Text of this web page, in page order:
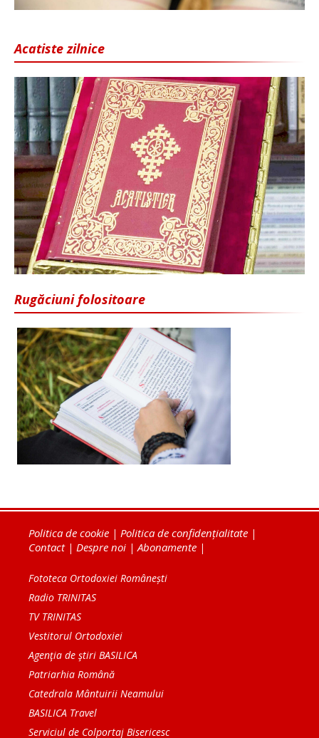
Acatiste zilnice
Rugăciuni folositoare
Politica de cookie | Politica de confidențialitate |
Contact| Despre noi | Abonamente |
Fototeca Ortodoxiei Românești
Radio TRINITAS
TV TRINITAS
Vestitorul Ortodoxiei
Agenţia de ştiri BASILICA
Patriarhia Română
Catedrala Mântuirii Neamului
BASILICA Travel
Serviciul de Colportaj Bisericesc